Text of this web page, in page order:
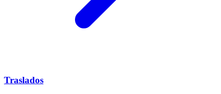
Traslados